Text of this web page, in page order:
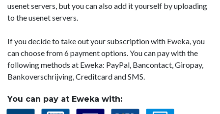
usenet servers, but you can also add it yourself by uploading
to the usenet servers.
If you decide to take out your subscription with Eweka, you
can choose from 6 payment options. You can pay with the
following methods at Eweka: PayPal, Bancontact, Giropay,
Bankoverschrijving, Creditcard and SMS.
You can pay at Eweka with: